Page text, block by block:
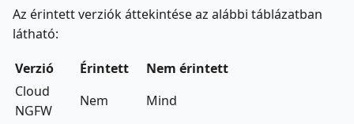
Az érintett verziók áttekintése az alábbi táblázatban
látható:
Verzió
Érintett
Nem érintett
Cloud
NGFW
Nem
Mind